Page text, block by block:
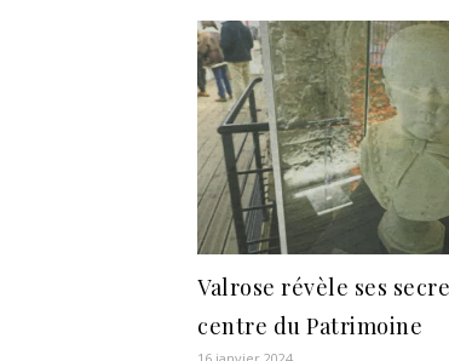
Valrose révèle ses
centre du Patrimoine